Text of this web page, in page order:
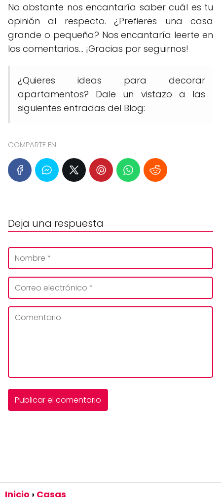
No obstante nos encantaría saber cuál es tu
opinión al respecto. ¿Prefieres una casa
grande o pequeña? Nos encantaría leerte en
los comentarios... ¡Gracias por seguirnos!
¿Quieres ideas para decorar
apartamentos? Dale un vistazo a las
siguientes entradas del Blog:
COMPARTE EN:
Deja una respuesta
Inicio Casas